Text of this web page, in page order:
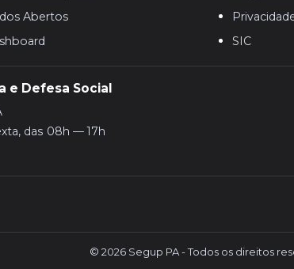
Abertos
SIC
e Defesa Social
das 08h — 17h
© 2026 Segup PA - Todos os direitos